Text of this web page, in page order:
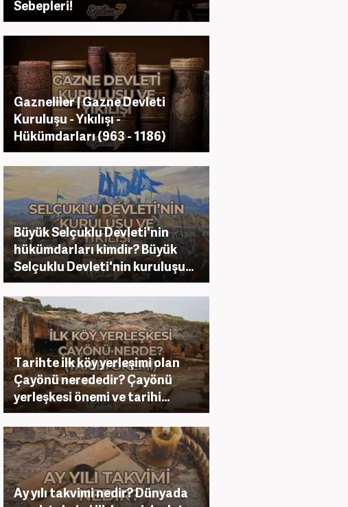
Sebepleri!
Gazneliler | Gazne Devleti
Kuruluşu - Yıkılışı -
Hükümdarları (963 - 1186)
Büyük Selçuklu Devleti'nin
hükümdarları kimdir? Büyük
Selçuklu Devleti'nin kuruluşu...
Tarihte ilk köy yerleşimi olan
Çayönü nerededir? Çayönü
yerleşkesi önemi ve tarihi...
Ay yılı takvimi nedir? Dünyada